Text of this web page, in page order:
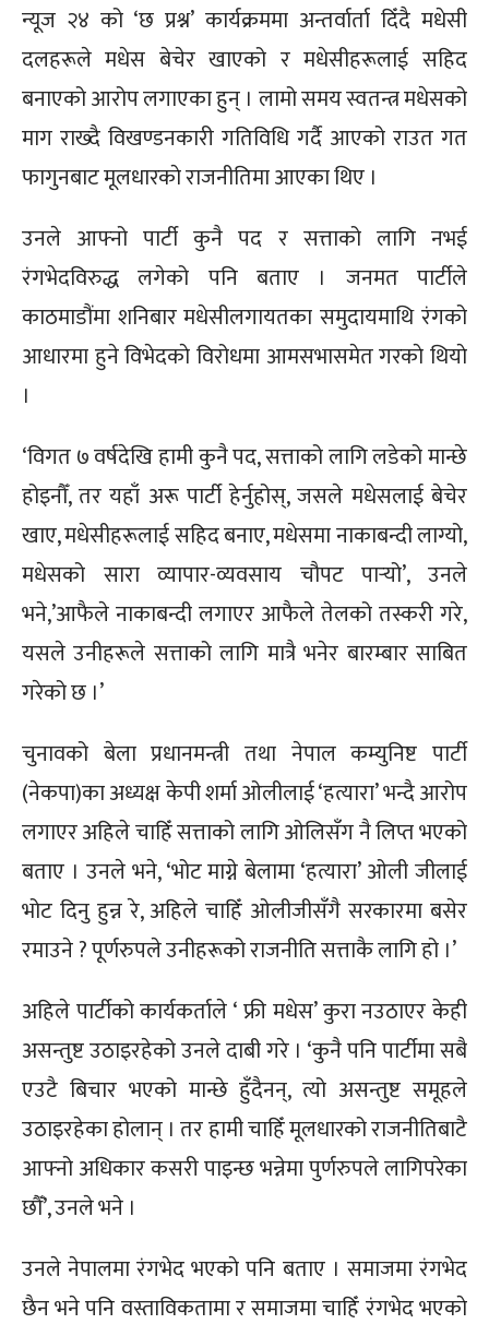
न्यूज २४ को ‘छ प्रश्न’ कार्यक्रममा अन्तर्वार्ता दिँदै मधेसी
दलहरूले मधेस बेचेर खाएको र मधेसीहरूलाई सहिद
बनाएको आरोप लगाएका हुन् । लामो समय स्वतन्त्र मधेसको
माग राख्दै विखण्डनकारी गतिविधि गर्दै आएको राउत गत
फागुनबाट मूलधारकाे राजनीतिमा आएका थिए ।
उनले आफ्नो पार्टी कुनै पद र सत्ताको लागि नभई
रंगभेदविरुद्ध लगेको पनि बताए । जनमत पार्टीले
काठमाडौंमा शनिबार मधेसीलगायतका समुदायमाथि रंगको
आधारमा हुने विभेदकाे विरोधमा आमसभासमेत गरकाे थियाे
।
‘विगत ७ वर्षदेखि हामी कुनै पद, सत्ताको लागि लडेको मान्छे
होइनौँ, तर यहाँ अरू पार्टी हेर्नुहोस्, जसले मधेसलाई बेचेर
खाए, मधेसीहरूलाई सहिद बनाए, मधेसमा नाकाबन्दी लाग्यो,
मधेसको सारा व्यापार-व्यवसाय चौपट पार्‍यो’, उनले
भने,’आफैले नाकाबन्दी लगाएर आफैले तेलको तस्करी गरे,
यसले उनीहरूले सत्ताको लागि मात्रै भनेर बारम्बार साबित
गरेको छ ।’
चुनावको बेला प्रधानमन्त्री तथा नेपाल कम्युनिष्ट पार्टी
(नेकपा)का अध्यक्ष केपी शर्मा ओलीलाई ‘हत्यारा’ भन्दै आरोप
लगाएर अहिले चाहिँ सत्ताको लागि ओलिसँग नै लिप्त भएको
बताए । उनले भने, ‘भोट माग्ने बेलामा ‘हत्यारा’ ओली जीलाई
भोट दिनु हुन्न रे, अहिले चाहिँ ओलीजीसँगै सरकारमा बसेर
रमाउने ? पूर्णरुपले उनीहरूको राजनीति सत्ताकै लागि हो ।’
अहिले पार्टीको कार्यकर्ताले ‘ फ्री मधेस’ कुरा नउठाएर केही
असन्तुष्ट उठाइरहेको उनले दाबी गरे । ‘कुनै पनि पार्टीमा सबै
एउटै बिचार भएको मान्छे हुँदैनन्, त्यो असन्तुष्ट समूहले
उठाइरहेका होलान् । तर हामी चाहिँ मूलधारको राजनीतिबाटै
आफ्नो अधिकार कसरी पाइन्छ भन्नेमा पुर्णरुपले लागिपरेका
छौँ’, उनले भने ।
उनले नेपालमा रंगभेद भएकाे पनि बताए । समाजमा रंगभेद
छैन भने पनि वस्ताविकतामा र समाजमा चाहिँ रंगभेद भएकाे